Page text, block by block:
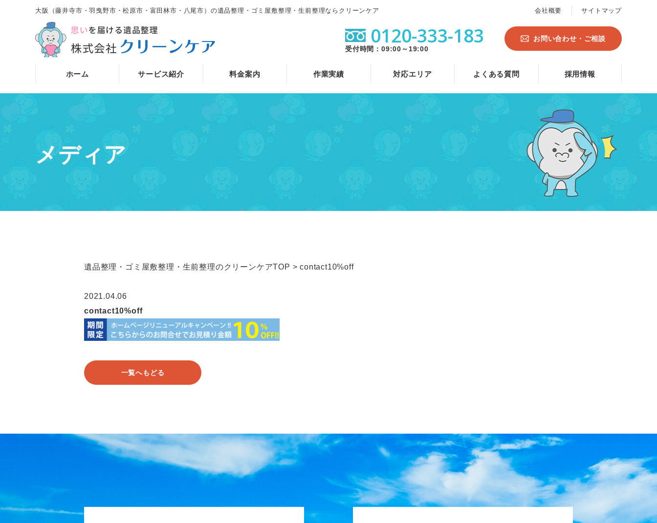
大阪（藤井寺市・羽曳野市・松原市・富田林市・八尾市）の遺品整理・ゴミ屋敷整理・生前整理ならクリーンケア 会社概要 サイトマップ
0120-333-183
受付時間：09:00～19:00
お問い合わせ・ご相談
ホーム サービス紹介 料金案内 作業実績 対応エリア よくある質問 採用情報
メディア
遺品整理・ゴミ屋敷整理・生前整理のクリーンケアTOP >contact10%off
2021.04.06
contact10%off
一覧へもどる